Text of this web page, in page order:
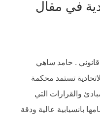
في مقال
قانوني . حامد ساهي
تستمد محكمة
والقرارات التي
بانسيابية عالية ودقة